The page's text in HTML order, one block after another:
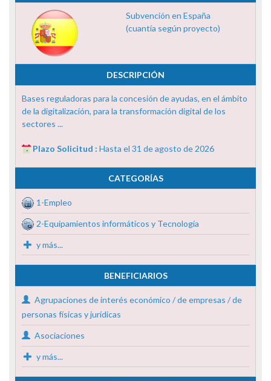
Subvención en España
(cuantía según proyecto)
DESCRIPCIÓN
Bases reguladoras para la concesión de ayudas, en el ámbito
de la digitalización, para la transformación digital de los
sectores ...
Plazo Solicitud : Hasta el 31 de agosto de 2026
CATEGORÍAS
1-Empleo
2-Equipamientos informáticos y Tecnología
y más...
BENEFICIARIOS
Agrupaciones de interés económico / de empresas / de
personas físicas y jurídicas
Asociaciones
y más...